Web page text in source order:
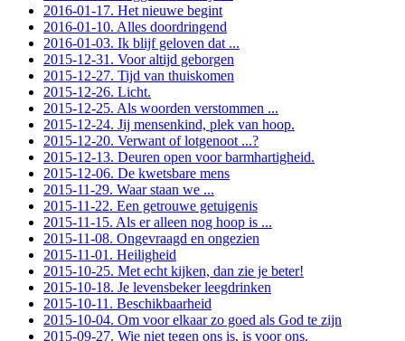
2016-01-17. Het nieuwe begint
2016-01-10. Alles doordringend
2016-01-03. Ik blijf geloven dat ...
2015-12-31. Voor altijd geborgen
2015-12-27. Tijd van thuiskomen
2015-12-26. Licht.
2015-12-25. Als woorden verstommen ...
2015-12-24. Jij mensenkind, plek van hoop.
2015-12-20. Verwant of lotgenoot ...?
2015-12-13. Deuren open voor barmhartigheid.
2015-12-06. De kwetsbare mens
2015-11-29. Waar staan we ...
2015-11-22. Een getrouwe getuigenis
2015-11-15. Als er alleen nog hoop is ...
2015-11-08. Ongevraagd en ongezien
2015-11-01. Heiligheid
2015-10-25. Met echt kijken, dan zie je beter!
2015-10-18. Je levensbeker leegdrinken
2015-10-11. Beschikbaarheid
2015-10-04. Om voor elkaar zo goed als God te zijn
2015-09-27. Wie niet tegen ons is, is voor ons.